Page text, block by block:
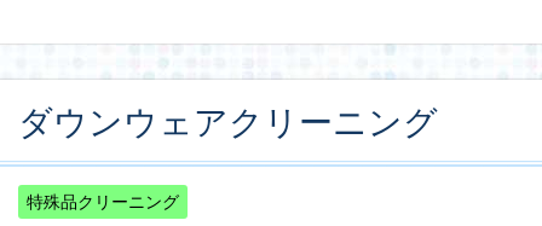
ダウンウェアクリーニング
特殊品クリーニング